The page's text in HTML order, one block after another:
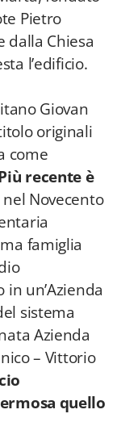
Pietro
dalla Chiesa
l’edificio.
Giovan
originali
come
recente è
Novecento
famiglia
un’Azienda
sistema
Azienda
– Vittorio
quello